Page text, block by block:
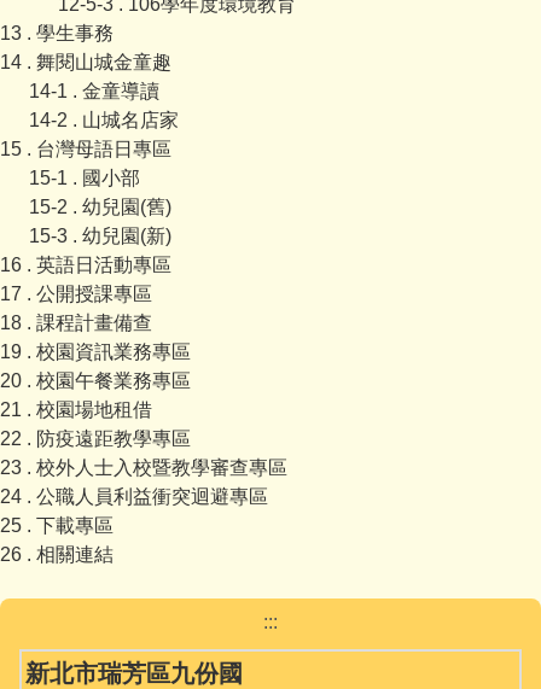
12-5-3 . 106學年度環境教育
13 . 學生事務
14 . 舞閱山城金童趣
14-1 . 金童導讀
14-2 . 山城名店家
15 . 台灣母語日專區
15-1 . 國小部
15-2 . 幼兒園(舊)
15-3 . 幼兒園(新)
16 . 英語日活動專區
17 . 公開授課專區
18 . 課程計畫備查
19 . 校園資訊業務專區
20 . 校園午餐業務專區
21 . 校園場地租借
22 . 防疫遠距教學專區
23 . 校外人士入校暨教學審查專區
24 . 公職人員利益衝突迴避專區
25 . 下載專區
26 . 相關連結
:::
新北市瑞芳區九份國